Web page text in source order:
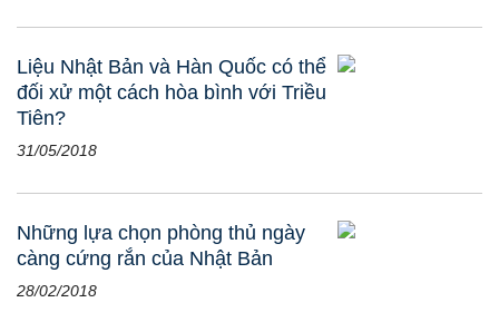
Liệu Nhật Bản và Hàn Quốc có thể
đối xử một cách hòa bình với Triều
Tiên?
31/05/2018
Những lựa chọn phòng thủ ngày
càng cứng rắn của Nhật Bản
28/02/2018